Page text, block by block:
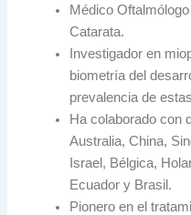
Médico
Catarata.
Investigador en
biometría del
prevalencia de
Ha colaborado con
Australia, China,
Israel, Bélgica,
Ecuador y Brasil.
Pionero en el